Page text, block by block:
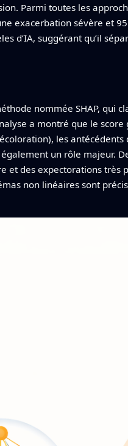
Parmi toutes les
sévère et 95
d’IA, suggérant qu’il
nommée SHAP, qui
a montré que le
les antécédents
un rôle majeur.
et des expectorations
non linéaires sont